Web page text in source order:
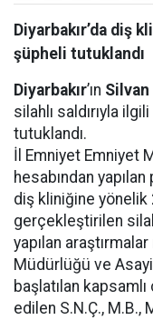
Diyarbakır’da diş
şüpheli tutuklandı
Diyarbakır’ın Silvan
silahlı saldırıyla
tutuklandı.
İl Emniyet Emniyet
hesabından
diş kliniğine
gerçekleştirilen
yapılan
Müdürlüğü ve
başlatılan
edilen S.N.Ç., M.B.,